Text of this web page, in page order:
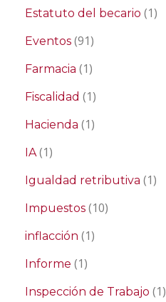
Estatuto del becario (1)
Eventos (91)
Farmacia (1)
Fiscalidad (1)
Hacienda (1)
IA(1)
Igualdad retributiva (1)
Impuestos (10)
inflacción (1)
Informe (1)
Inspección de Trabajo (1)